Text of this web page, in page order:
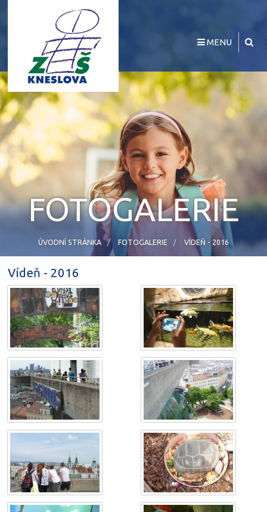
MENU
FOTOGALERIE
ÚVODNÍ STRÁNKA FOTOGALERIE VÍDEŇ - 2016
Vídeň - 2016